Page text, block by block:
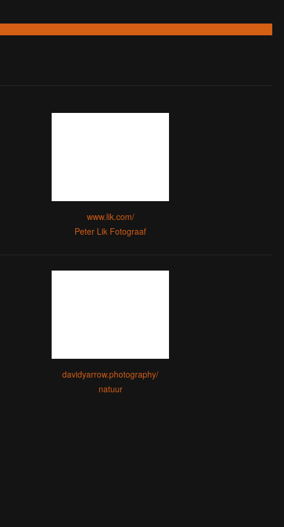
www.lik.com/
Peter Lik Fotograaf
davidyarrow.photography/
natuur